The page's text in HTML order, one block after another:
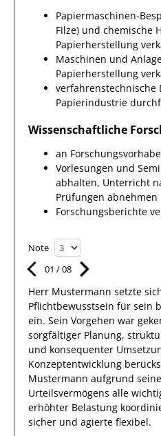
Papiermaschinen-
Filze) und chemische
Papierherstellung
Maschinen und
Papierherstellung
verfahrenstechnische
Papierindustrie
Wissenschaftliche
an
Vorlesungen und
abhalten, Unterricht
Prüfungen abnehmen
Forschungsberichte
Note
01 /08
Herr Mustermann setzte
Pflichtbewusstsein für sein
ein. Sein Vorgehen war
sorgfältiger Planung,
und konsequenter
Konzeptentwicklung
Mustermann aufgrund
Urteilsvermögens alle
erhöhter Belastung
sicher und agierte flexibel.